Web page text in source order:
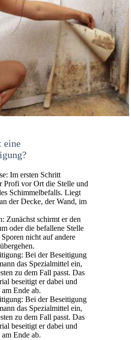
eine
Im ersten Schritt
Profi vor Ort die Stelle und
Schimmelbefalls. Liegt
der Decke, der Wand, im
Zunächst schirmt er den
oder die befallene Stelle
Sporen nicht auf andere
Bei der Beseitigung
das Spezialmittel ein,
zu dem Fall passt. Das
beseitigt er dabei und
Ende ab.
Bei der Beseitigung
das Spezialmittel ein,
zu dem Fall passt. Das
beseitigt er dabei und
Ende ab.